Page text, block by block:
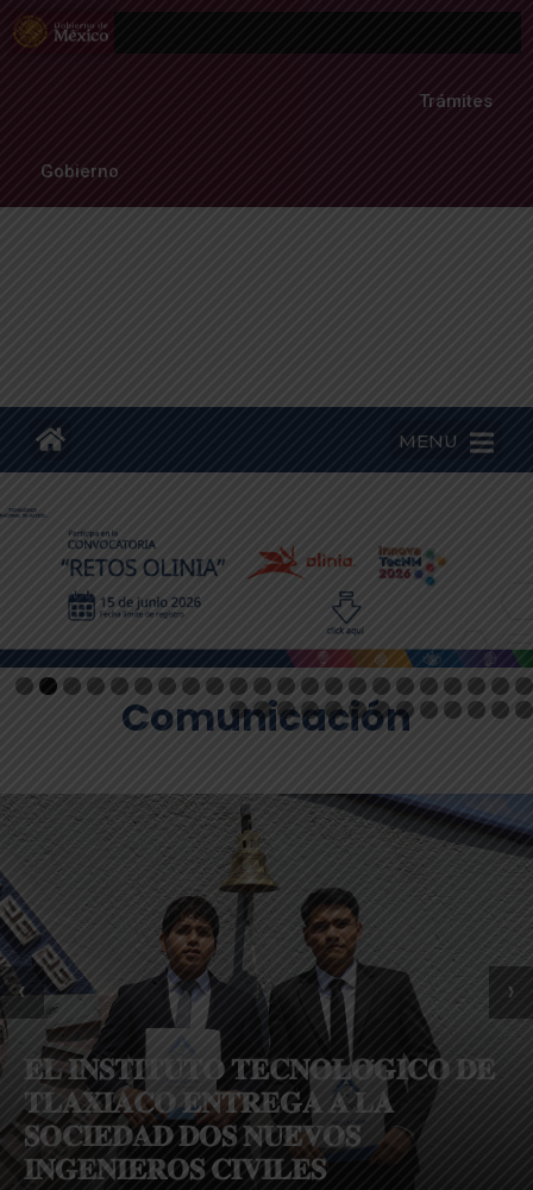
Trámites
Gobierno
MENU
Comunicación
𝐄𝐋 𝐈𝐍𝐒𝐓𝐈𝐓𝐔𝐓𝐎 𝐓𝐄𝐂𝐍𝐎𝐋𝐎́𝐆𝐈𝐂𝐎 𝐃𝐄
𝐓𝐋𝐀𝐗𝐈𝐀𝐂𝐎 𝐄𝐍𝐓𝐑𝐄𝐆𝐀 𝐀 𝐋𝐀
𝐒𝐎𝐂𝐈𝐄𝐃𝐀𝐃 𝐃𝐎𝐒 𝐍𝐔𝐄𝐕𝐎𝐒
𝐈𝐍𝐆𝐄𝐍𝐈𝐄𝐑𝐎𝐒 𝐂𝐈𝐕𝐈𝐋𝐄𝐒
‹ ›